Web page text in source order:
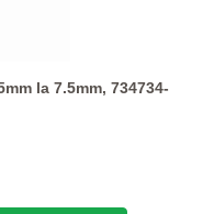
la 7.5mm, 734734-